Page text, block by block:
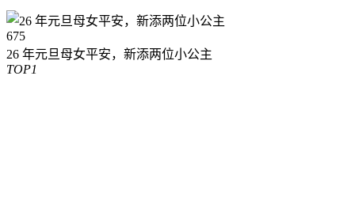
675
26 年元旦母女平安，新添两位小公主
TOP1